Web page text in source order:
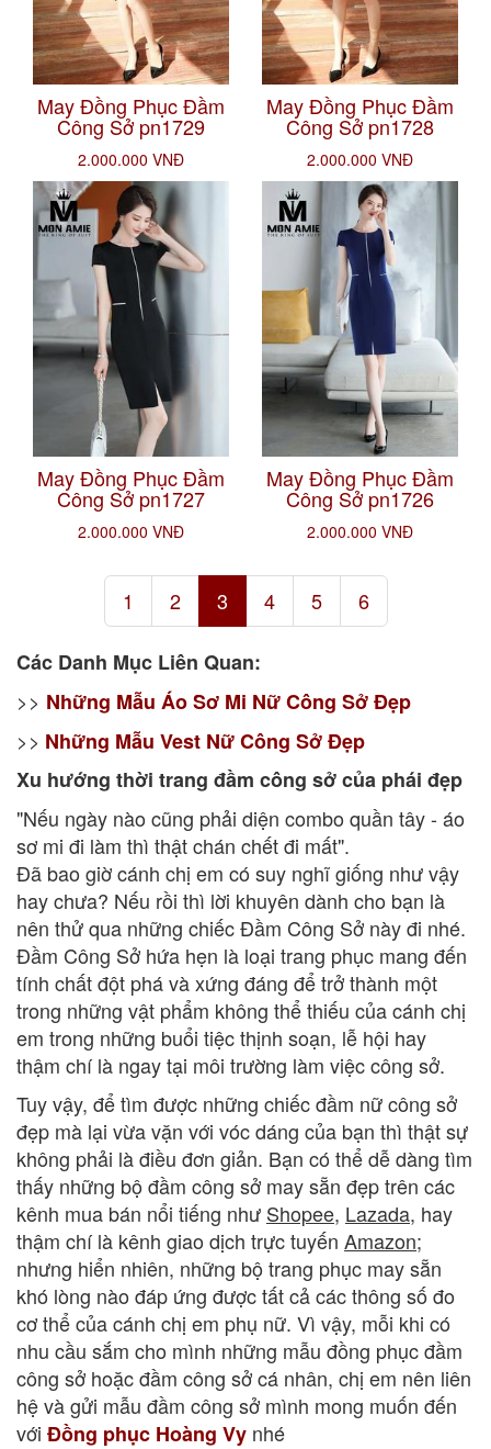
May Đồng Phục Đầm
Công Sở pn1729
2.000.000 VNĐ
May Đồng Phục Đầm
Công Sở pn1728
2.000.000 VNĐ
May Đồng Phục Đầm
Công Sở pn1727
2.000.000 VNĐ
May Đồng Phục Đầm
Công Sở pn1726
2.000.000 VNĐ
1 2 3 4 5 6
Các Danh Mục Liên Quan:
>> Những Mẫu Áo Sơ Mi Nữ Công Sở Đẹp
>> Những Mẫu Vest Nữ Công Sở Đẹp
Xu hướng thời trang đầm công sở của phái đẹp
"Nếu ngày nào cũng phải diện combo quần tây - áo
sơ mi đi làm thì thật chán chết đi mất".
Đã bao giờ cánh chị em có suy nghĩ giống như vậy
hay chưa? Nếu rồi thì lời khuyên dành cho bạn là
nên thử qua những chiếc Đầm Công Sở này đi nhé.
Đầm Công Sở hứa hẹn là loại trang phục mang đến
tính chất đột phá và xứng đáng để trở thành một
trong những vật phẩm không thể thiếu của cánh chị
em trong những buổi tiệc thịnh soạn, lễ hội hay
thậm chí là ngay tại môi trường làm việc công sở.
Tuy vậy, để tìm được những chiếc đầm nữ công sở
đẹp mà lại vừa vặn với vóc dáng của bạn thì thật sự
không phải là điều đơn giản. Bạn có thể dễ dàng tìm
thấy những bộ đầm công sở may sẵn đẹp trên các
kênh mua bán nổi tiếng như Shopee, Lazada, hay
thậm chí là kênh giao dịch trực tuyến Amazon;
nhưng hiển nhiên, những bộ trang phục may sẵn
khó lòng nào đáp ứng được tất cả các thông số đo
cơ thể của cánh chị em phụ nữ. Vì vậy, mỗi khi có
nhu cầu sắm cho mình những mẫu đồng phục đầm
công sở hoặc đầm công sở cá nhân, chị em nên liên
hệ và gửi mẫu đầm công sở mình mong muốn đến
với Đồng phục Hoàng Vy nhé